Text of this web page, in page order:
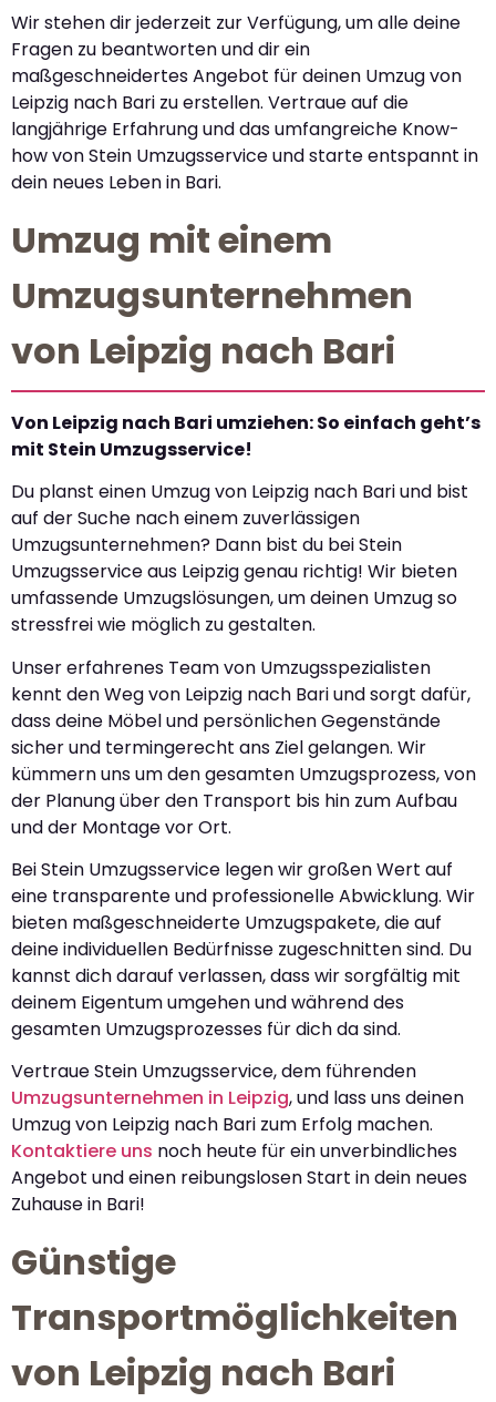
Wir stehen dir jederzeit zur Verfügung, um alle deine
Fragen zu beantworten und dir ein
maßgeschneidertes Angebot für deinen Umzug von
Leipzig nach Bari zu erstellen. Vertraue auf die
langjährige Erfahrung und das umfangreiche Know-
how von Stein Umzugsservice und starte entspannt in
dein neues Leben in Bari.
Umzug mit einem
Umzugsunternehmen
von Leipzig nach Bari
Von Leipzig nach Bari umziehen: So einfach geht’s
mit Stein Umzugsservice!
Du planst einen Umzug von Leipzig nach Bari und bist
auf der Suche nach einem zuverlässigen
Umzugsunternehmen? Dann bist du bei Stein
Umzugsservice aus Leipzig genau richtig! Wir bieten
umfassende Umzugslösungen, um deinen Umzug so
stressfrei wie möglich zu gestalten.
Unser erfahrenes Team von Umzugsspezialisten
kennt den Weg von Leipzig nach Bari und sorgt dafür,
dass deine Möbel und persönlichen Gegenstände
sicher und termingerecht ans Ziel gelangen. Wir
kümmern uns um den gesamten Umzugsprozess, von
der Planung über den Transport bis hin zum Aufbau
und der Montage vor Ort.
Bei Stein Umzugsservice legen wir großen Wert auf
eine transparente und professionelle Abwicklung. Wir
bieten maßgeschneiderte Umzugspakete, die auf
deine individuellen Bedürfnisse zugeschnitten sind. Du
kannst dich darauf verlassen, dass wir sorgfältig mit
deinem Eigentum umgehen und während des
gesamten Umzugsprozesses für dich da sind.
Vertraue Stein Umzugsservice, dem führenden
Umzugsunternehmen in Leipzig, und lass uns deinen
Umzug von Leipzig nach Bari zum Erfolg machen.
Kontaktiere uns noch heute für ein unverbindliches
Angebot und einen reibungslosen Start in dein neues
Zuhause in Bari!
Günstige
Transportmöglichkeiten
von Leipzig nach Bari